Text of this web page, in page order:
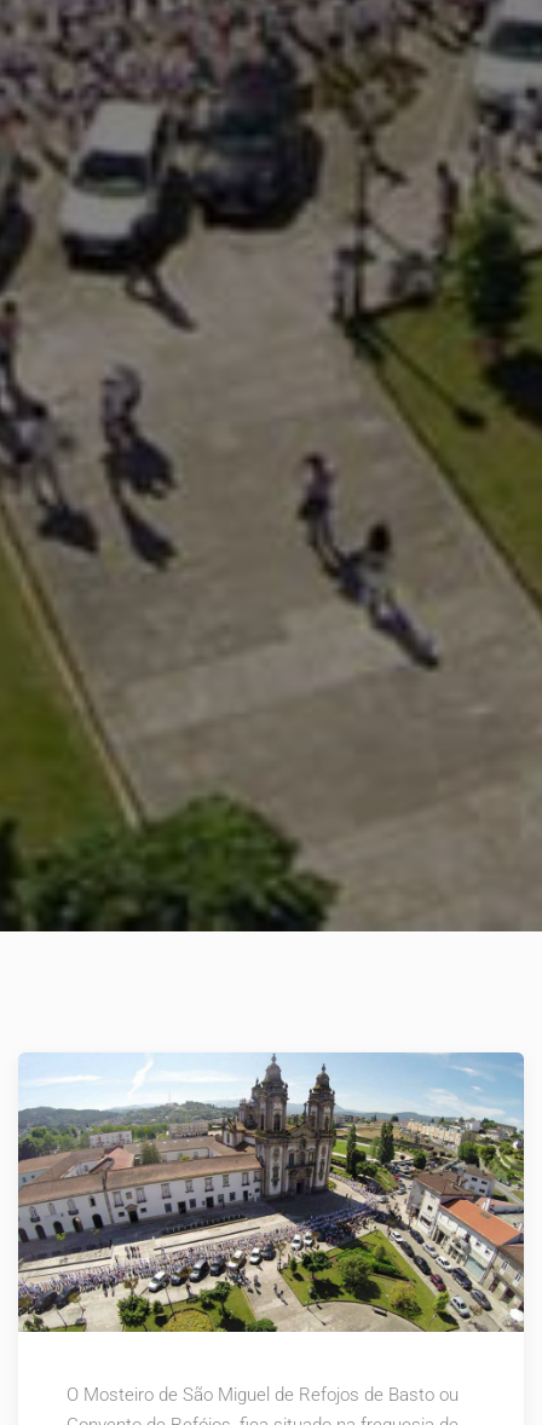
O Mosteiro de São Miguel de Refojos de Basto ou